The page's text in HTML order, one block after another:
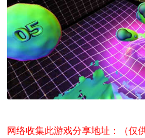
网络收集此游戏分享地址：（仅